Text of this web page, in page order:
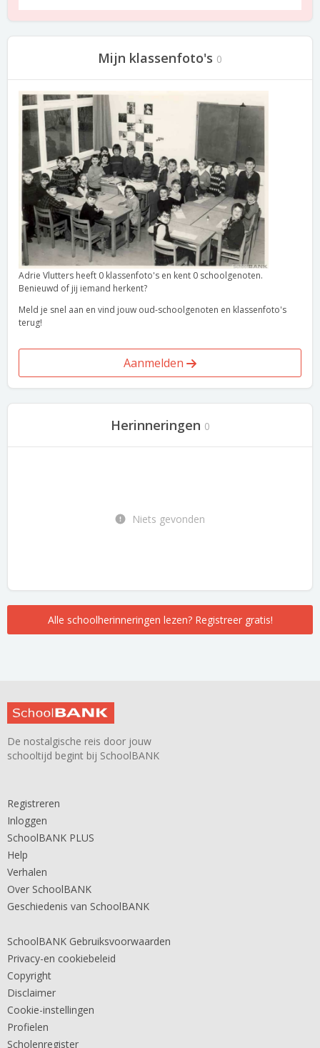
Mijn klassenfoto's 0
Adrie Vlutters heeft 0 klassenfoto's en kent 0 schoolgenoten.
Benieuwd of jij iemand herkent?
Meld je snel aan en vind jouw oud-schoolgenoten en klassenfoto's
terug!
Aanmelden
Herinneringen 0
Niets gevonden
Alle schoolherinneringen lezen? Registreer gratis!
De nostalgische reis door jouw
schooltijd begint bij SchoolBANK
Registreren
Inloggen
SchoolBANK PLUS
Help
Verhalen
Over SchoolBANK
Geschiedenis van SchoolBANK
SchoolBANK Gebruiksvoorwaarden
Privacy-en cookiebeleid
Copyright
Disclaimer
Cookie-instellingen
Profielen
Scholenregister